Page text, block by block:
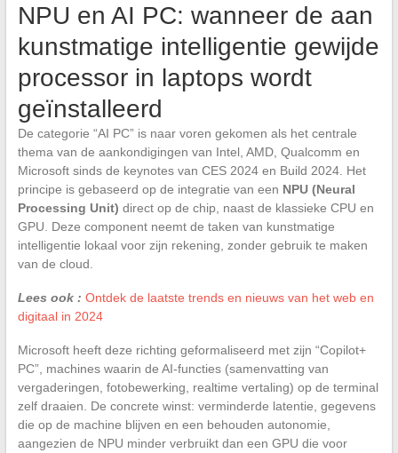
NPU en AI PC: wanneer de aan
kunstmatige intelligentie gewijde
processor in laptops wordt
geïnstalleerd
De categorie “AI PC” is naar voren gekomen als het centrale
thema van de aankondigingen van Intel, AMD, Qualcomm en
Microsoft sinds de keynotes van CES 2024 en Build 2024. Het
principe is gebaseerd op de integratie van een NPU (Neural
Processing Unit) direct op de chip, naast de klassieke CPU en
GPU. Deze component neemt de taken van kunstmatige
intelligentie lokaal voor zijn rekening, zonder gebruik te maken
van de cloud.
Lees ook : Ontdek de laatste trends en nieuws van het web en
digitaal in 2024
Microsoft heeft deze richting geformaliseerd met zijn “Copilot+
PC”, machines waarin de AI-functies (samenvatting van
vergaderingen, fotobewerking, realtime vertaling) op de terminal
zelf draaien. De concrete winst: verminderde latentie, gegevens
die op de machine blijven en een behouden autonomie,
aangezien de NPU minder verbruikt dan een GPU die voor